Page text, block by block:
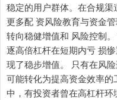
稳定的用户群体。在合规渠
更多配 资风险教育与资金
转向稳健增值和 风险控制
逐高倍杠杆在短期内亏 损
现了稳步增值。 只有在风
可能转化为提高资金效率
中，有投资者曾在高杠杆